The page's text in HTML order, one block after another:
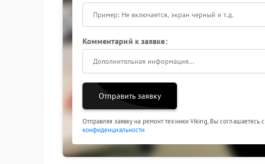
Комментарий к заявке:
Отправить заявку
Отправляя заявку на ремонт техники Viking, Вы соглашаетесь с
конфиденциальности